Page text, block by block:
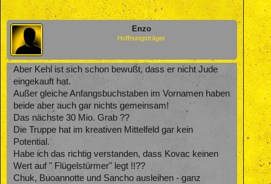
Enzo
Hoffnungsträger
Aber Kehl ist sich schon bewußt, dass er nicht Jude
eingekauft hat.
Außer gleiche Anfangsbuchstaben im Vornamen haben
beide aber auch gar nichts gemeinsam!
Das nächste 30 Mio. Grab ??
Die Truppe hat im kreativen Mittelfeld gar kein
Potential.
Habe ich das richtig verstanden, dass Kovac keinen
Wert auf " Flügelstürmer" legt !!??
Chuk, Buoannotte und Sancho ausleihen - ganz